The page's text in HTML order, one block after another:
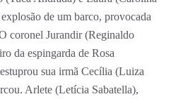
de um barco, provocada
coronel Jurandir (Reginaldo
da espingarda de Rosa
sua irmã Cecília (Luiza
Arlete (Letícia Sabatella),